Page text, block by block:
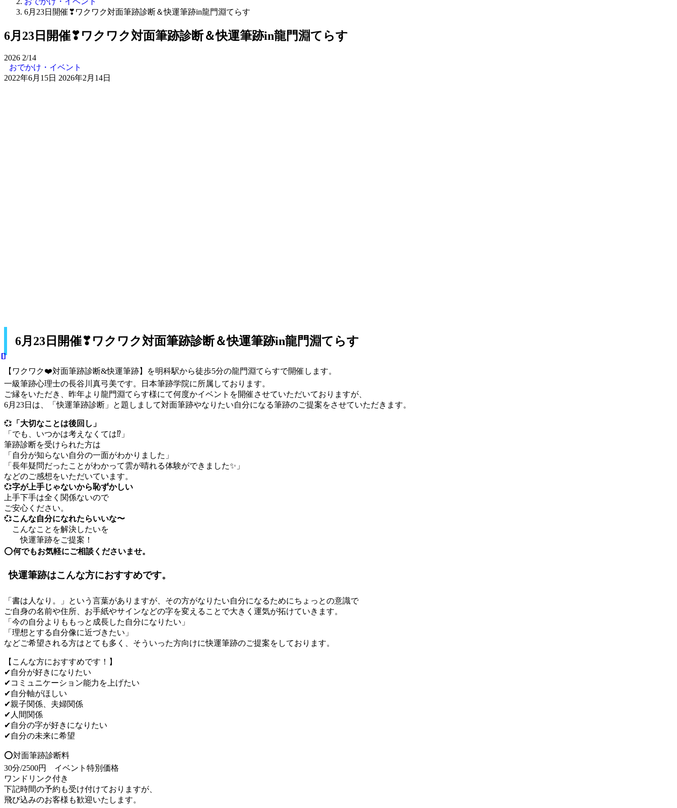
6月23日開催❣ワクワク対面筆跡診断＆快運筆跡in龍門淵てらす
6月23日開催❣ワクワク対面筆跡診断＆快運筆跡in龍門淵てらす
2026 2/14
おでかけ・イベント
2022年6月15日 2026年2月14日
6月23日開催❣ワクワク対面筆跡診断＆快運筆跡in龍門淵てらす
【ワクワク❤️対面筆跡診断&快運筆跡】を明科駅から徒歩5分の龍門淵てらすで開催します。
一級筆跡心理士の長谷川真弓美です。日本筆跡学院に所属しております。
ご縁をいただき、昨年より龍門淵てらす様にて何度かイベントを開催させていただいておりますが、
6月23日は、「快運筆跡診断」と題しまして対面筆跡やなりたい自分になる筆跡のご提案をさせていただきます。
💞 「大切なことは後回し」
「でも、いつかは考えなくては⁉️」
筆跡診断を受けられた方は
「自分が知らない自分の一面がわかりました」
「長年疑問だったことがわかって雲が晴れる体験ができました✨」
などのご感想をいただいています。
💞字が上手じゃないから恥ずかしい
上手下手は全く関係ないので
ご安心ください。
💞こんな自分になれたらいいな〜
こんなことを解決したいを
快運筆跡をご提案！
⭕何でもお気軽にご相談くださいませ。
快運筆跡はこんな方におすすめです。
「書は人なり。」という言葉がありますが、その方がなりたい自分になるためにちょっとの意識で
ご自身の名前や住所、お手紙やサインなどの字を変えることで大きく運気が拓けていきます。
「今の自分よりももっと成長した自分になりたい」
「理想とする自分像に近づきたい」
などご希望される方はとても多く、そういった方向けに快運筆跡のご提案をしております。
【こんな方におすすめです！】
✔自分が好きになりたい
✔コミュニケーション能力を上げたい
✔自分軸がほしい
✔親子関係、夫婦関係
✔人間関係
✔自分の字が好きになりたい
✔自分の未来に希望
⭕対面筆跡診断料
30分/2500円 イベント特別価格
ワンドリンク付き
下記時間の予約も受け付けておりますが、
飛び込みのお客様も歓迎いたします。